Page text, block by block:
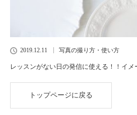
2019.12.11 写真の撮り方・使い方
レッスンがない日の発信に使える！！イ
トップページに戻る